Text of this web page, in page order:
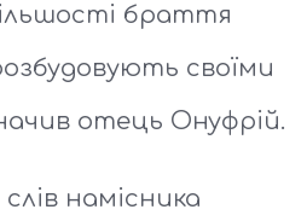
браття
своїми
отець Онуфрій.
намісника